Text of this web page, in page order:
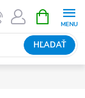
HĽADAŤ